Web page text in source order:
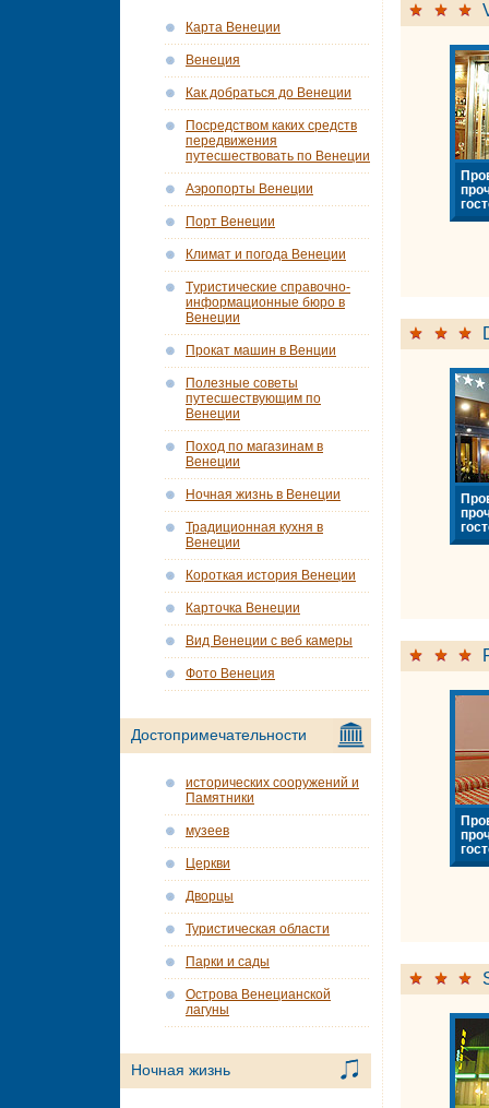
Карта Венеции
Венеция
Как добраться до Венеции
Посредством каких средств
передвижения
путесшествовать по Венеции
Аэропорты Венеции
Порт Венеции
Климат и погода Венеции
Tуристические справочно-
информационные бюро в
Венеции
Прокат машин в Венции
Полезные советы
путесшествующим по
Венеции
Поход по магазинам в
Венеции
Ночная жизнь в Венеции
Традиционная кухня в
Венеции
Короткая история Венеции
Карточка Венеции
Вид Венеции с веб камеры
Фото Венеция
Достопримечательности
исторических сооружений и
Памятники
музеев
Церкви
Дворцы
Туристическая области
Парки и сады
Острова Венецианской
лагуны
Ночная жизнь